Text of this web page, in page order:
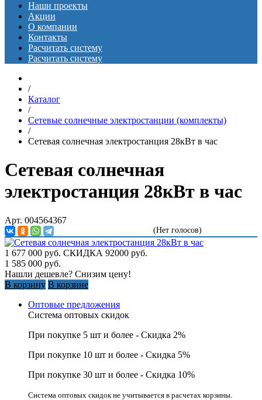
Наши проекты
Акции
О компании
Контакты
Расчитать систему
Расчитать систему
/
Каталог
/
Сетевые солнечные электростанции (комплекты)
/
Сетевая солнечная электростанция 28кВт в час
Сетевая солнечная
электростанция 28кВт в час
Арт. 004564367
(Нет голосов)
1 677 000 руб. СКИДКА 92000 руб.
1 585 000 руб.
Нашли дешевле? Снизим цену!
В корзину В корзине
Оптовые предложения
Система оптовых скидок
При покупке 5 шт и более - Скидка 2%
При покупке 10 шт и более - Скидка 5%
При покупке 30 шт и более - Скидка 10%
Система оптовых скидок не учитывается в расчетах корзины.